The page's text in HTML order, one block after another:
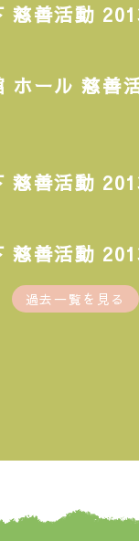
善活動
ホール 慈善
善活動
善活動
過去一覧を見る